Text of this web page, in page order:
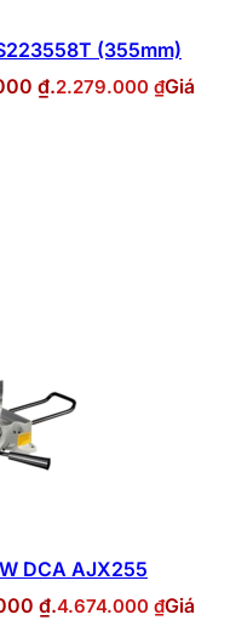
(355mm)
₫.2.279.000 ₫Giá
DCA AJX255
₫.4.674.000 ₫Giá